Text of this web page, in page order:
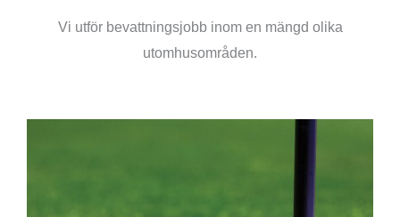
Vi utför bevattningsjobb inom en mängd olika
utomhusområden.